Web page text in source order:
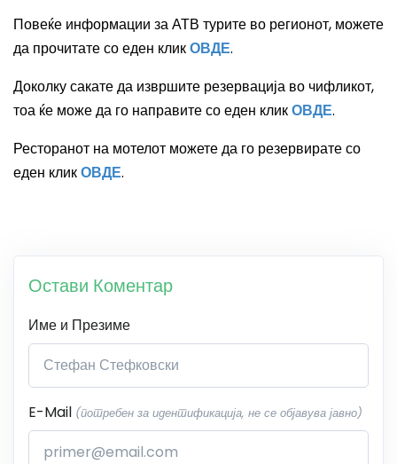
Повеќе информации за АТВ турите во регионот, можете
да прочитате со еден кликОВДЕ.
Доколку сакате да извршите резервација во чифликот,
тоа ќе може да го направите со еден кликОВДЕ.
Ресторанот на мотелот можете да го резервирате со
еден кликОВДЕ.
Остави Коментар
Име и Презиме
E-Mail (потребен за идентификација, не се објавува јавно)